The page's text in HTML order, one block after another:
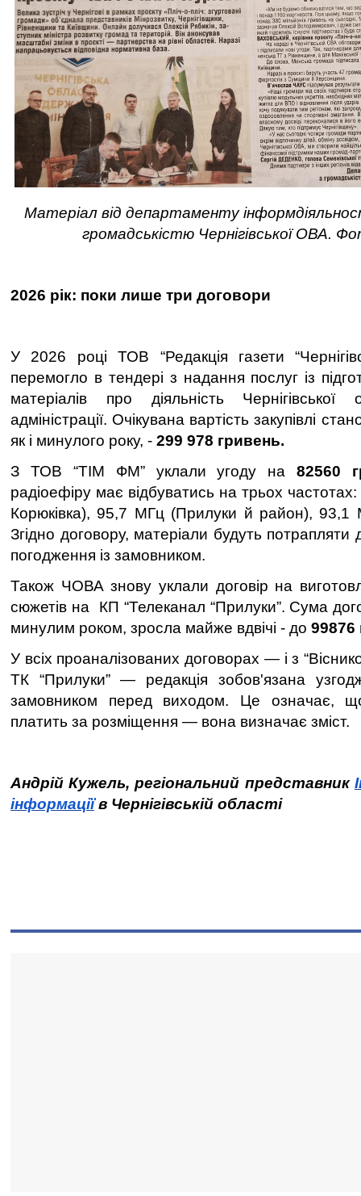
Матеріал від департаменту
громадськістю Чернігівської ОВА.
2026 рік: поки лише три договори
У 2026 році ТОВ “Редакція газети
перемогло в тендері з надання послуг із
матеріалів про діяльність Чернігівської
адміністрації. Очікувана вартість закупівлі
як і минулого року, - 299 978 гривень.
З ТОВ “ТІМ ФМ” уклали угоду на82560
радіоефіру має відбуватись на трьох
Корюківка), 95,7 МГц (Прилуки й район), 93,1
Згідно договору, матеріали будуть потрапляти
погодження із замовником.
Також ЧОВА знову уклали договір на
сюжетів на
КП “Телеканал “Прилуки”. Сума
минулим роком, зросла майже вдвічі - до 99876
У всіх проаналізованих договорах — і з
ТК “Прилуки” — редакція зобов'язана
замовником перед виходом. Це означає,
платить за розміщення — вона визначає зміст.
Андрій Кужель, регіональний представник
інформаціїв Чернігівській області